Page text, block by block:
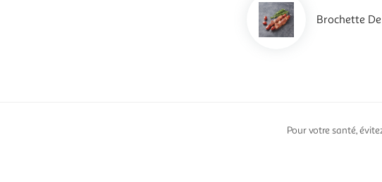
Brochette
Pour votre santé,